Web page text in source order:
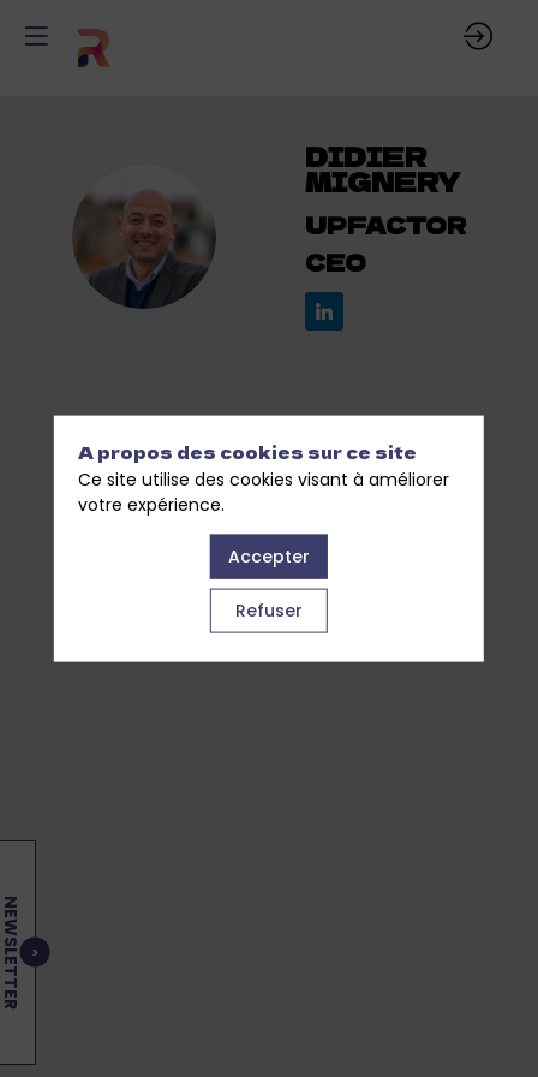
DM
DIDIER
MIGNERY
UPFACTOR
CEO
SESSIONS
Retrouvez la liste de toutes les sessions
présentées par ce speaker pour ne manquer
aucune de ses interventions.
Toutes les sessions
A propos des cookies sur ce site
Ce site utilise des cookies visant à améliorer
votre expérience.
Accepter
Refuser